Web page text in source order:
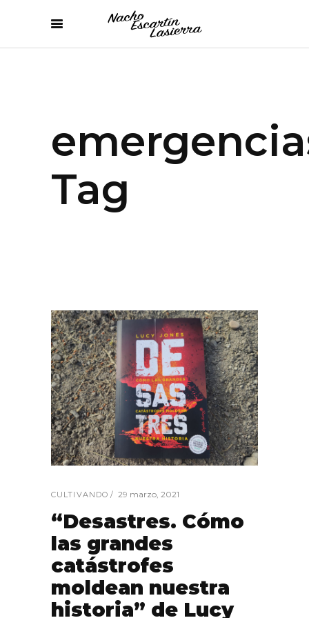
Tag
CULTIVANDO 29 marzo, 2021
“Desastres. Cómo
las grandes
catástrofes
moldean nuestra
historia” de Lucy